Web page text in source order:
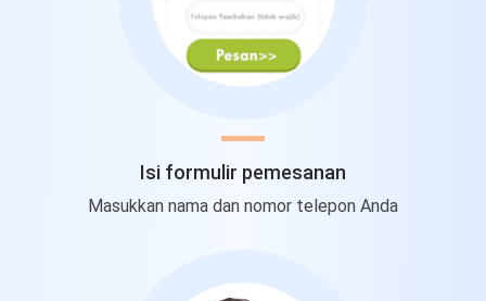
Isi formulir pemesanan
Masukkan nama dan nomor telepon Anda